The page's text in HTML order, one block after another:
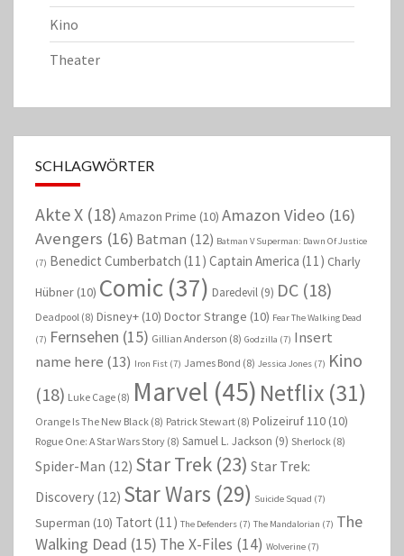
Kino
Theater
SCHLAGWÖRTER
Akte X (18) Amazon Prime (10) Amazon Video (16)
Avengers (16) Batman (12) Batman V Superman: Dawn Of Justice
(7) Benedict Cumberbatch (11) Captain America (11) Charly
Hübner (10) Comic (37) Daredevil (9) DC (18)
Deadpool (8) Disney+ (10) Doctor Strange (10) Fear The Walking Dead
(7) Fernsehen (15) Gillian Anderson (8) Godzilla (7) Insert
name here (13) Iron Fist (7) James Bond (8) Jessica Jones (7) Kino
(18) Luke Cage (8) Marvel (45) Netflix (31)
Orange Is The New Black (8) Patrick Stewart (8) Polizeiruf 110 (10)
Rogue One: A Star Wars Story (8) Samuel L. Jackson (9) Sherlock (8)
Spider-Man (12) Star Trek (23) Star Trek:
Discovery (12) Star Wars (29) Suicide Squad (7)
Superman (10) Tatort (11) The Defenders (7) The Mandalorian (7) The
Walking Dead (15) The X-Files (14) Wolverine (7)